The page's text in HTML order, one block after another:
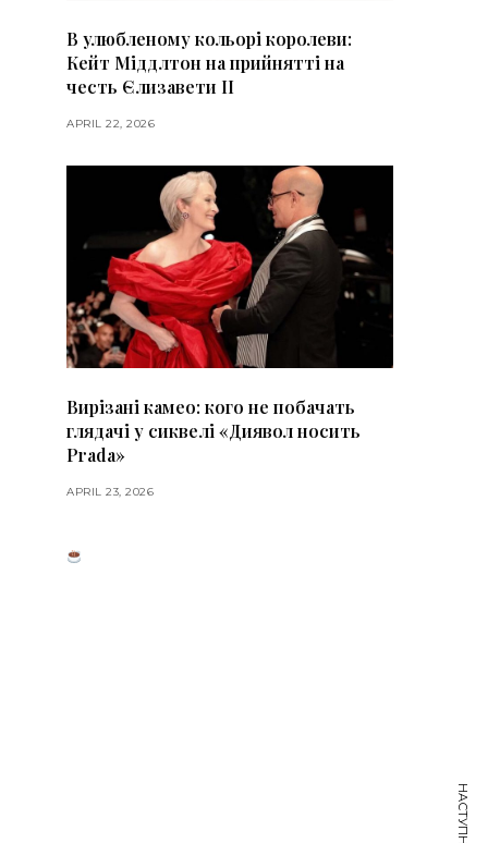
В улюбленому кольорі королеви:
Кейт Міддлтон на прийнятті на
честь Єлизавети II
APRIL 22, 2026
Вирізані камео: кого не побачать
глядачі у сиквелі «Диявол носить
Prada»
APRIL 23, 2026